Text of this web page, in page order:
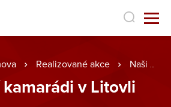
Realizované akce Naši zvířecí kamarádi v Litovli
v Litovli